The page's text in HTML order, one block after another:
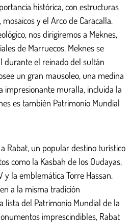
histórica, con estructuras
y el Arco de Caracalla.
nos dirigiremos a Meknes,
de Marruecos. Meknes se
durante el reinado del sultán
un gran mausoleo, una medina
impresionante muralla, incluida la
es también Patrimonio Mundial
Rabat, un popular destino turístico
como la Kasbah de los Oudayas,
y la emblemática Torre Hassan.
a la misma tradición
lista del Patrimonio Mundial de la
imprescindibles, Rabat